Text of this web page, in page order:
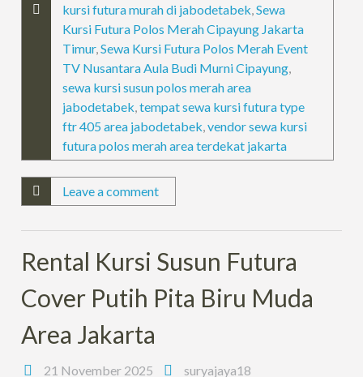
kursi futura murah di jabodetabek ,Sewa
Kursi Futura Polos Merah Cipayung Jakarta
Timur,Sewa Kursi Futura Polos Merah Event
TV Nusantara Aula Budi Murni Cipayung
sewa kursi susun polos merah area
jabodetabek ,tempat sewa kursi futura type
ftr 405 area jabodetabek ,vendor sewa kursi
futura polos merah area terdekat jakarta
Leave a comment
Rental Kursi Susun Futura
Cover Putih Pita Biru Muda
Area Jakarta
21 November 2025 suryajaya18